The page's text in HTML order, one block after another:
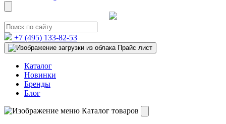
+7 (495) 133-82-53
Прайс лист
Каталог
Новинки
Бренды
Блог
Каталог товаров